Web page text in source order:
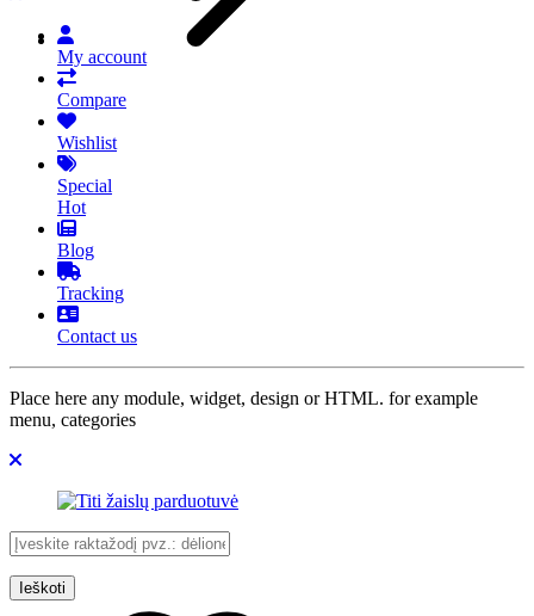
My account
Compare
Wishlist
Special
Hot
Blog
Tracking
Contact us
Place here any module, widget, design or HTML. for example
menu, categories
Ieškoti